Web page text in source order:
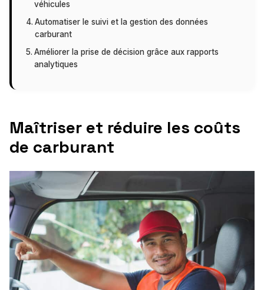
véhicules
Automatiser le suivi et la gestion des données
carburant
Améliorer la prise de décision grâce aux rapports
analytiques
Maîtriser et réduire les coûts
de carburant